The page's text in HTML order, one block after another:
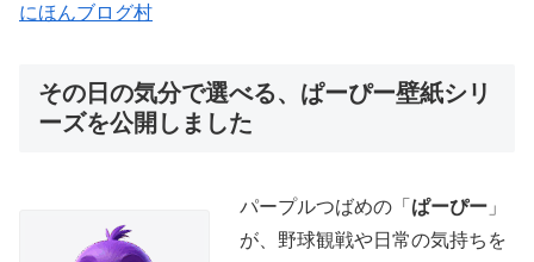
にほんブログ村
その日の気分で選べる、ぱーぴー壁紙シリ
ーズを公開しました
パープルつばめの「 ぱーぴー 」
が、野球観戦や日常の気持ちを